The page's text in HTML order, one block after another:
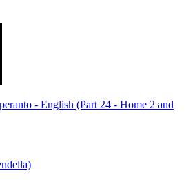
- English (Part 24 - Home 2 and